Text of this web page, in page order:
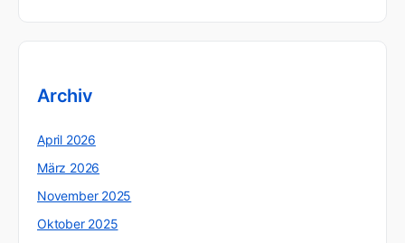
Archiv
April 2026
März 2026
November 2025
Oktober 2025